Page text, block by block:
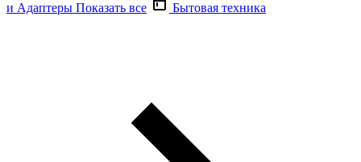
и Адаптеры Показать все Бытовая техника